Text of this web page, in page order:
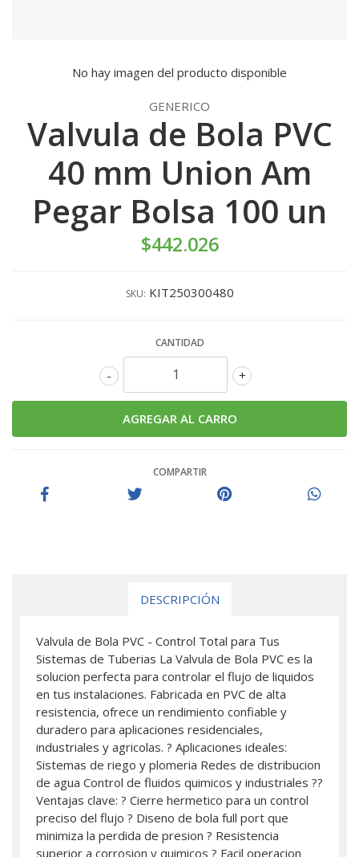
No hay imagen del producto disponible
GENERICO
Valvula de Bola PVC
40 mm Union Am
Pegar Bolsa 100 un
$442.026
SKU: KIT250300480
CANTIDAD
+
-
COMPARTIR
DESCRIPCIÓN
Valvula de Bola PVC - Control Total para Tus
Sistemas de Tuberias La Valvula de Bola PVC es la
solucion perfecta para controlar el flujo de liquidos
en tus instalaciones. Fabricada en PVC de alta
resistencia, ofrece un rendimiento confiable y
duradero para aplicaciones residenciales,
industriales y agricolas. ? Aplicaciones ideales:
Sistemas de riego y plomeria Redes de distribucion
de agua Control de fluidos quimicos y industriales ??
Ventajas clave: ? Cierre hermetico para un control
preciso del flujo ? Diseno de bola full port que
minimiza la perdida de presion ? Resistencia
superior a corrosion y quimicos ? Facil operacion